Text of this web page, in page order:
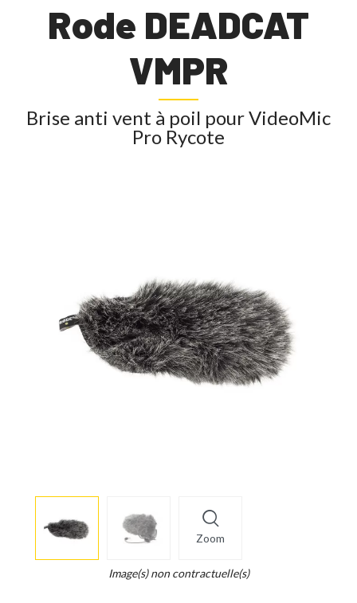
Rode DEADCAT
VMPR
Brise anti vent à poil pour VideoMic
Pro Rycote
Zoom
info
Image(s) non contractuelle(s)